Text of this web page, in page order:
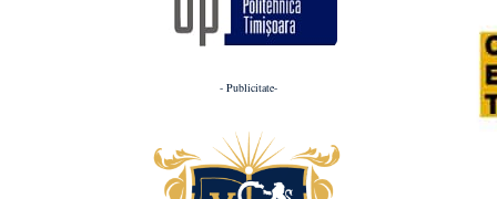
- Publicitate-